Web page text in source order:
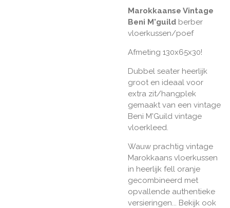
Marokkaanse Vintage
Beni M'guild berber
vloerkussen/poef
Afmeting 130x65x30!
Dubbel seater heerlijk
groot en ideaal voor
extra zit/hangplek
gemaakt van een vintage
Beni M'Guild vintage
vloerkleed.
Wauw prachtig vintage
Marokkaans vloerkussen
in heerlijk fell oranje
gecombineerd met
opvallende authentieke
versieringen... Bekijk ook